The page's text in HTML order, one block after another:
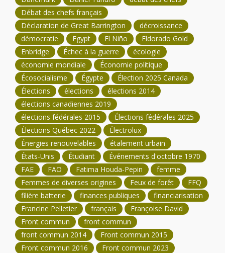
Débat des chefs français
Déclaration de Great Barrington
décroissance
démocratie
Egypt El Niño
Eldorado Gold
Enbridge
Échec à la guerre
écologie
économie mondiale
Économie politique
Écosocialisme
Égypte
Élection 2025 Canada
Élections
élections
élections 2014
élections canadiennes 2019
élections fédérales 2015
Élections fédérales 2025
Élections Québec 2022
Électrolux
Énergies renouvelables
étalement urbain
États-Unis
Étudiant
Événements d'octobre 1970
FAE
FAO Fatima Houda-Pepin
femme
Femmes de diverses origines
Feux de forêt
FFQ
filière batterie
finances publiques
financiarisation
Francine Pelletier
français
Françoise David
Front commun
front commun
front commun 2014
Front commun 2015
Front commun 2016
Front commun 2023